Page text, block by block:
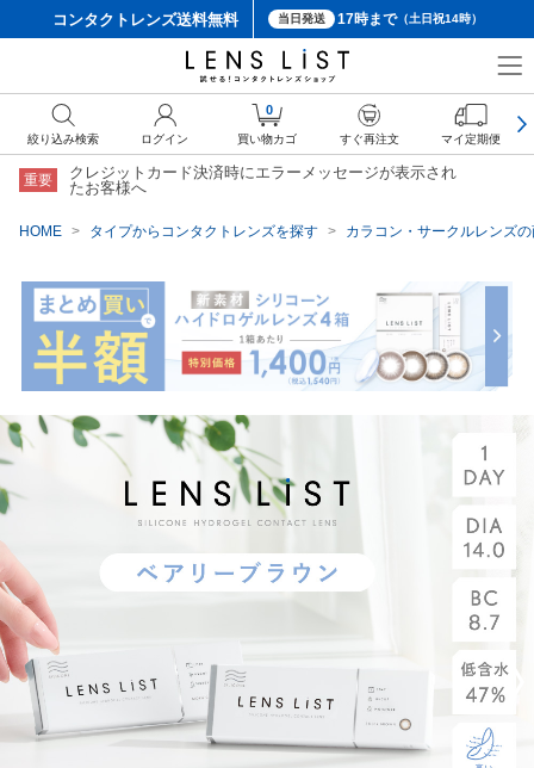
コンタクトレンズ送料無料 当日発送 17時まで（土日祝14時）
重要
クレジットカード決済時にエラーメッセージが表示され
たお客様へ
HOME タイプからコンタクトレンズを探す カラコン・サークルレンズ
絞り込み検索 ログイン
0
買い物カゴ すぐ再注文 マイ定期便
クーポン詳細